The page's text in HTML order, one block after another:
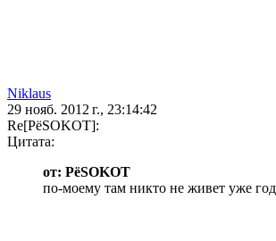
Niklaus
29 нояб. 2012 г., 23:14:42
Re[PёSOKOT]:
Цитата:
от: PёSOKOT
по-моему там никто не живет уже